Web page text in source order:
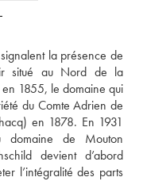
la présence de
situé au Nord de la
1855, le domaine qui
du Comte Adrien de
en 1878. En 1931
de Mouton
devient d’abord
l’intégralité des parts